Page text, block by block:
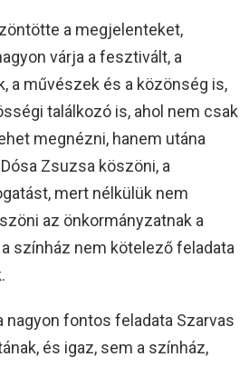
a megjelenteket,
várja a fesztivált, a
a művészek és a közönség is,
találkozó is, ahol nem csak
megnézni, hanem utána
Zsuzsa köszöni, a
mert nélkülük nem
az önkormányzatnak a
színház nem kötelező feladata
nagyon fontos feladata Szarvas
és igaz, sem a színház,